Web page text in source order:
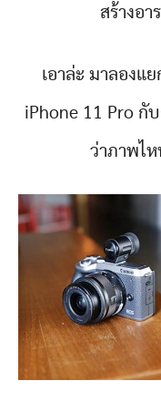
สร้างอา
เอาล่ะ มาลองแ
iPhone 11 Pro กั
ว่าภาพไห